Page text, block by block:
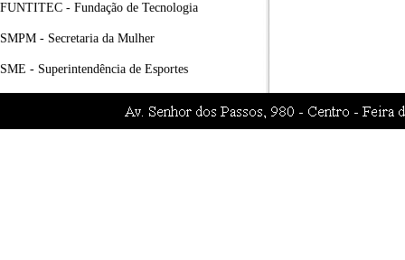
FUNTITEC - Fundação de Tecnologia
SMPM - Secretaria da Mulher
SME - Superintendência de Esportes